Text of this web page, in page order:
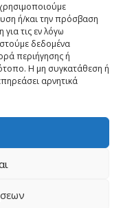
ή/και την πρόσβαση
τις εν λόγω
δεδομένα
περιήγησης ή
Η μη συγκατάθεση ή
αρνητικά